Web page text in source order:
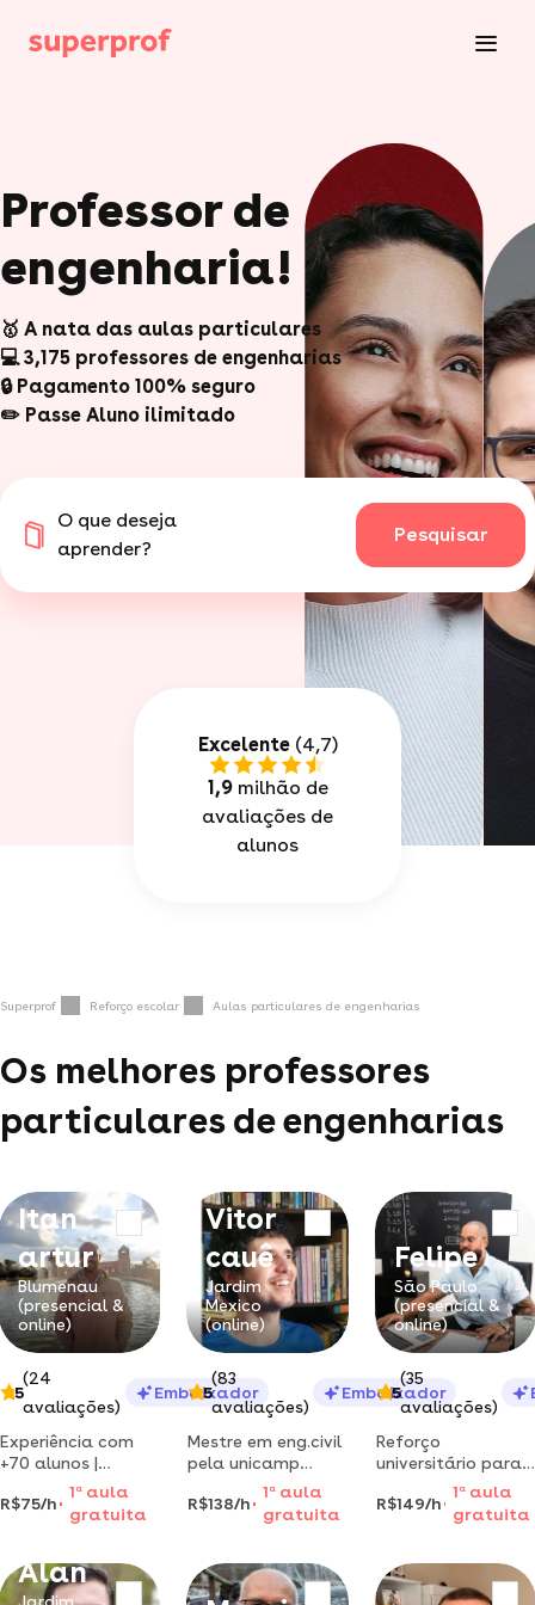
Professor de
engenharia!
🥇 A nata das aulas particulares
💻 3,175 professores de engenharias
🔒 Pagamento 100% seguro
✏️ Passe Aluno ilimitado
O que deseja
aprender?
Pesquisar
Excelente(4,7)
1,9milhão de
avaliações de
alunos
Superprof Reforço escolar Aulas particulares de engenharias
Os melhores professores
particulares de engenharias
Itan
artur
Blumenau
(presencial &
online)
5
(24
avaliações)
Embaixador
Experiência com
+70 alunos |
reforço em
resistência dos
materiais &
mecânica com
engenheiro na weg
R$75/h
1 aaula
gratuita
Vitor
cauê
Jardim
Mexico
(online)
5
(83
avaliações)
Embaixador
Mestre em eng.civil
pela unicamp
oferece aulas
online na área de
estruturas.
estudos: do
estresse de passar
R$138/h
1 a aula
gratuita
Felipe
São Paulo
(presencial &
online)
5
(35
avaliações)
Reforço
universitário para
disciplinas de
engenharia e
cursos de exatas
especialistas,
mestres e doutores
R$149/h
1 a aula
gratuita
Alan
Jardim